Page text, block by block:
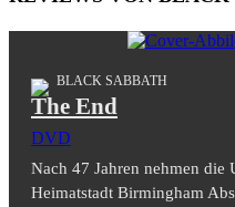
BLACK SABBATH
The End
DVD
Nach 47 Jahren nehmen
Heimatstadt Birmingham